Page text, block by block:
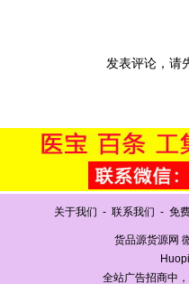
发表评论，请
关于我们 - 联系我们 - 免
货品源货源网
全站广告招商中